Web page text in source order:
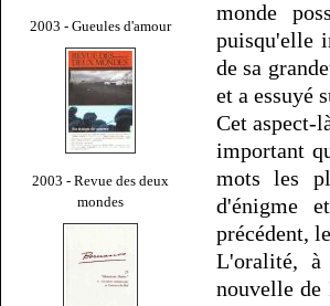
2003 - Gueules d'amour
2003 - Revue des deux
mondes
monde
puisqu'elle
de sa
et a essuyé
Cet aspect-
important
mots les
d'énigme
précédent,
L'oralité, à
nouvelle